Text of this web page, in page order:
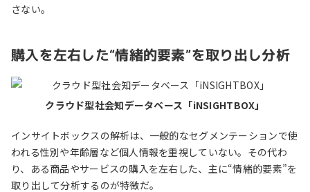
さない。
購入を左右した“情緒的要素”を取り出し分析
クラウド型社会知データベース「iNSIGHTBOX」
インサイトボックスの解析は、一般的なセグメンテーションで使
われる性別や年齢層など個人情報を重視していない。その代わ
り、ある商品やサービスの購入を左右した、主に“情緒的要素”を
取り出して分析するのが特徴だ。